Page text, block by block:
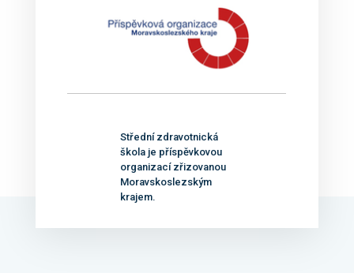
Střední zdravotnická
škola je příspěvkovou
organizací zřizovanou
Moravskoslezským
krajem.